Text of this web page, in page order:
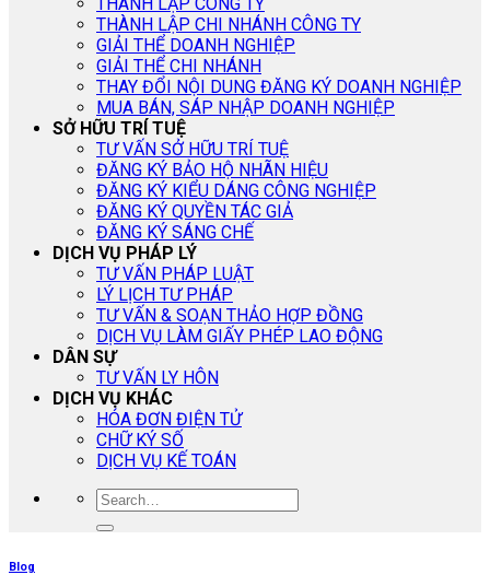
THÀNH LẬP CHI NHÁNH CÔNG TY
GIẢI THỂ DOANH NGHIỆP
GIẢI THỂ CHI NHÁNH
THAY ĐỔI NỘI DUNG ĐĂNG KÝ DOANH NGHIỆP
MUA BÁN, SÁP NHẬP DOANH NGHIỆP
SỞ HỮU TRÍ TUỆ
TƯ VẤN SỞ HỮU TRÍ TUỆ
ĐĂNG KÝ BẢO HỘ NHÃN HIỆU
ĐĂNG KÝ KIỂU DÁNG CÔNG NGHIỆP
ĐĂNG KÝ QUYỀN TÁC GIẢ
ĐĂNG KÝ SÁNG CHẾ
DỊCH VỤ PHÁP LÝ
TƯ VẤN PHÁP LUẬT
LÝ LỊCH TƯ PHÁP
TƯ VẤN & SOẠN THẢO HỢP ĐỒNG
DỊCH VỤ LÀM GIẤY PHÉP LAO ĐỘNG
DÂN SỰ
TƯ VẤN LY HÔN
DỊCH VỤ KHÁC
HÓA ĐƠN ĐIỆN TỬ
CHỮ KÝ SỐ
DỊCH VỤ KẾ TOÁN
Blog